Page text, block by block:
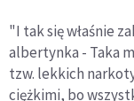
"I tak się właśnie
albertynka - Taka
tzw. lekkich
ciężkimi, bo